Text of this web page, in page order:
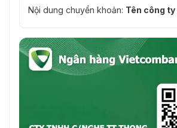
Nội dung chuyển khoản: Tên công ty